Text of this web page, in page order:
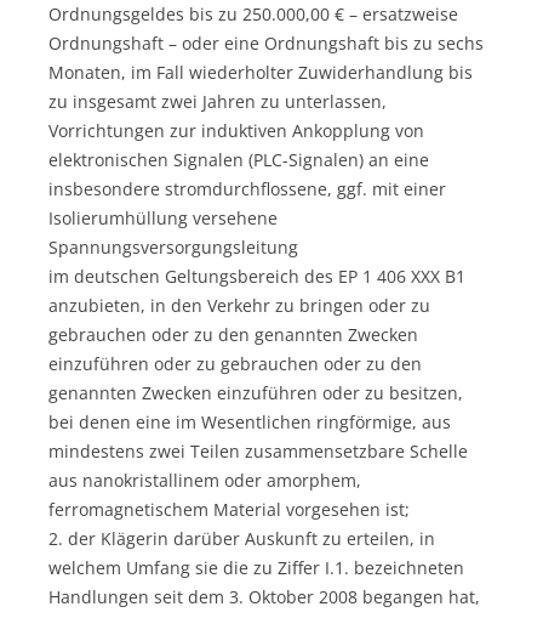
Ordnungsgeldes bis zu 250.000,00 € – ersatzweise
Ordnungshaft – oder eine Ordnungshaft bis zu sechs
Monaten, im Fall wiederholter Zuwiderhandlung bis
zu insgesamt zwei Jahren zu unterlassen,
Vorrichtungen zur induktiven Ankopplung von
elektronischen Signalen (PLC-Signalen) an eine
insbesondere stromdurchflossene, ggf. mit einer
Isolierumhüllung versehene
Spannungsversorgungsleitung
im deutschen Geltungsbereich des EP 1 406 XXX B1
anzubieten, in den Verkehr zu bringen oder zu
gebrauchen oder zu den genannten Zwecken
einzuführen oder zu gebrauchen oder zu den
genannten Zwecken einzuführen oder zu besitzen,
bei denen eine im Wesentlichen ringförmige, aus
mindestens zwei Teilen zusammensetzbare Schelle
aus nanokristallinem oder amorphem,
ferromagnetischem Material vorgesehen ist;
2. der Klägerin darüber Auskunft zu erteilen, in
welchem Umfang sie die zu Ziffer I.1. bezeichneten
Handlungen seit dem 3. Oktober 2008 begangen hat,